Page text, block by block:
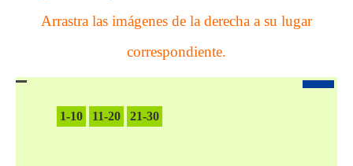
Arrastra las imágenes de la derecha a su lugar
correspondiente.